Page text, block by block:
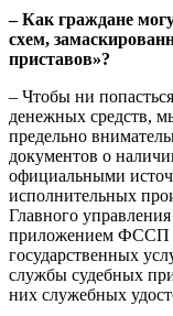
– Как граждане
схем,
приставов»?
– Чтобы ни
денежных средств,
предельно
документов о
официальными
исполнительных
Главного
приложением ФССП
государственных
службы судебных
них служебных